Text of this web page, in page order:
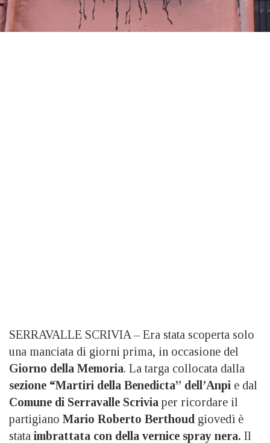
SERRAVALLE SCRIVIA – Era stata scoperta solo
una manciata di giorni prima, in occasione del
Giorno della Memoria. La targa collocata dalla
sezione “Martiri della Benedicta” dell’Anpi e dal
Comune di Serravalle Scrivia per ricordare il
partigiano Mario Roberto Berthoud giovedì è
stata imbrattata con della vernice spray nera. Il